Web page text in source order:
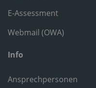
E-Assessment
Webmail (OWA)
Info
Ansprechpersonen